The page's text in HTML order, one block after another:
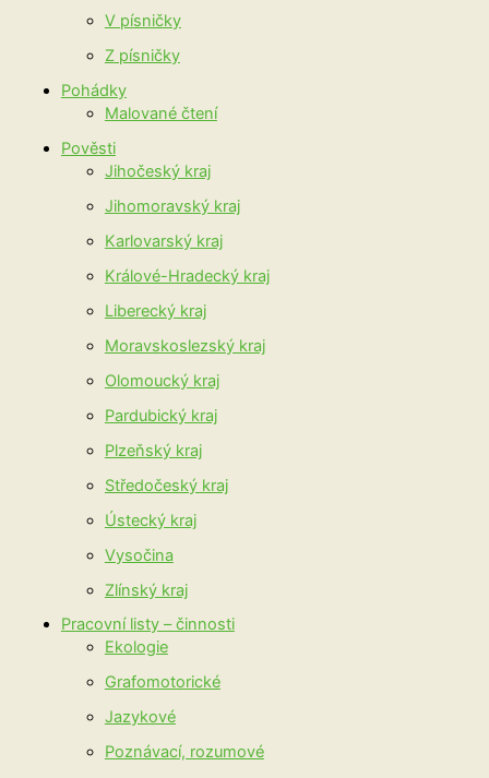
V písničky
Z písničky
Pohádky
Malované čtení
Pověsti
Jihočeský kraj
Jihomoravský kraj
Karlovarský kraj
Králové-Hradecký kraj
Liberecký kraj
Moravskoslezský kraj
Olomoucký kraj
Pardubický kraj
Plzeňský kraj
Středočeský kraj
Ústecký kraj
Vysočina
Zlínský kraj
Pracovní listy – činnosti
Ekologie
Grafomotorické
Jazykové
Poznávací, rozumové